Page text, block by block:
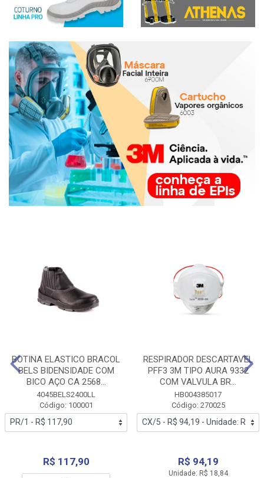
BOTINA ELASTICO BRACOL
BELS BIDENSIDADE COM
BICO AÇO CA 2568...
4045BELS2400LL
Código: 100001
R$ 117,90
RESPIRADOR DESCARTAVEL
PFF3 3M TIPO AURA 9332
COM VALVULA BR...
HB004385017
Código: 270025
R$ 94,19
Unidade: R$ 18,84